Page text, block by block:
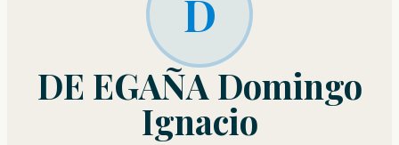
D
DE EGAÑA Domingo
Ignacio